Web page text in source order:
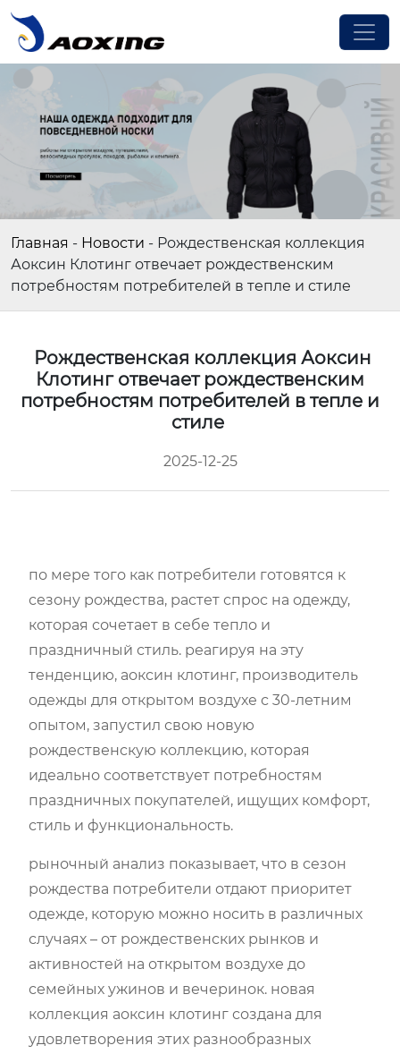
Главная - Новости - Рождественская коллекция
Аоксин Клотинг отвечает рождественским
потребностям потребителей в тепле и стиле
Рождественская коллекция Аоксин
Клотинг отвечает рождественским
потребностям потребителей в тепле и
стиле
2025-12-25
по мере того как потребители готовятся к
сезону рождества, растет спрос на одежду,
которая сочетает в себе тепло и
праздничный стиль. реагируя на эту
тенденцию, аоксин клотинг, производитель
одежды для открытом воздухе с 30-летним
опытом, запустил свою новую
рождественскую коллекцию, которая
идеально соответствует потребностям
праздничных покупателей, ищущих комфорт,
стиль и функциональность.
рыночный анализ показывает, что в сезон
рождества потребители отдают приоритет
одежде, которую можно носить в различных
случаях – от рождественских рынков и
активностей на открытом воздухе до
семейных ужинов и вечеринок. новая
коллекция аоксин клотинг создана для
удовлетворения этих разнообразных